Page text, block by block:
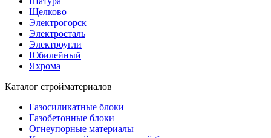
Щелково
Электрогорск
Электросталь
Электроугли
Юбилейный
Яхрома
Каталог стройматериалов
Газосиликатные блоки
Газобетонные блоки
Огнеупорные материалы